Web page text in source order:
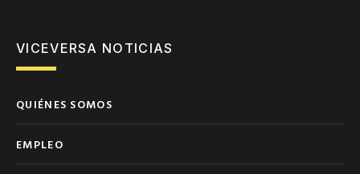
VICEVERSA NOTICIAS
QUIÉNES SOMOS
EMPLEO